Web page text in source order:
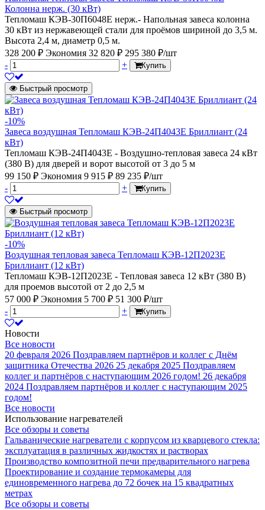
Колонна нерж. (30 кВт)
Тепломаш КЭВ-30П6048Е нерж.- Напольная завеса колонна
30 кВт из нержавеющей стали для проёмов шириной до 3,5 м.
Высота 2,4 м, диаметр 0,5 м.
328 200 ₽ Экономия 32 820 ₽ 295 380 ₽/шт
-
+ Купить
Быстрый просмотр
-10%
Завеса воздушная Тепломаш КЭВ-24П4043Е Бриллиант (24
кВт)
Тепломаш КЭВ-24П4043Е - Воздушно-тепловая завеса 24 кВт
(380 В) для дверей и ворот высотой от 3 до 5 м
99 150 ₽ Экономия 9 915 ₽ 89 235 ₽/шт
-
+ Купить
Быстрый просмотр
-10%
Воздушная тепловая завеса Тепломаш КЭВ-12П2023Е
Бриллиант (12 кВт)
Тепломаш КЭВ-12П2023Е - Тепловая завеса 12 кВт (380 В)
для проемов высотой от 2 до 2,5 м
57 000 ₽ Экономия 5 700 ₽ 51 300 ₽/шт
-
+ Купить
Новости
Все новости
20 февраля 2026 Поздравляем партнёров и коллег с Днём
защитника Отечества 2026 25 декабря 2025 Поздравляем
коллег и партнёров с наступающим 2026 годом! 26 декабря
2024 Поздравляем партнёров и коллег с наступающим 2025
годом!
Все новости
Использование нагревателей
Все обзоры и советы
Гальванические нагреватели с корпусом из кварцевого стекла:
эксплуатация в различных жидкостях и растворах
Производство композитной печи предварительного нагрева
Проектирование и создание термокамеры для
единовременного нагрева до 72 бочек на 15 квадратных
метрах
Все обзоры и советы